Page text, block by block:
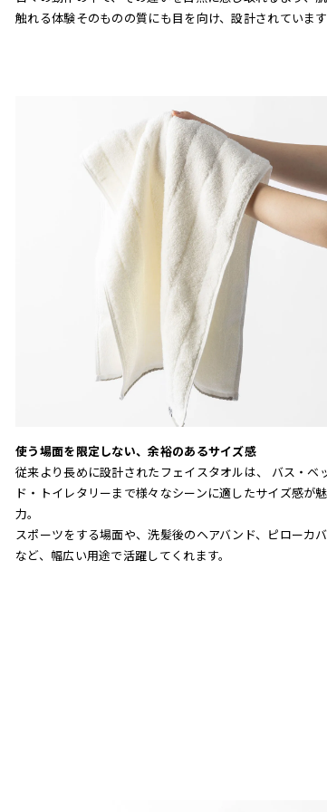
触れる体験そのものの質にも目を向け、設計されていま
使う場面を限定しない、余裕のあるサイズ感
従来より長めに設計されたフェイスタオルは、 バス・ベ
ド・トイレタリーまで様々なシーンに適したサイズ感が魅
力。
スポーツをする場面や、洗髪後のヘアバンド、ピローカ
など、幅広い用途で活躍してくれます。